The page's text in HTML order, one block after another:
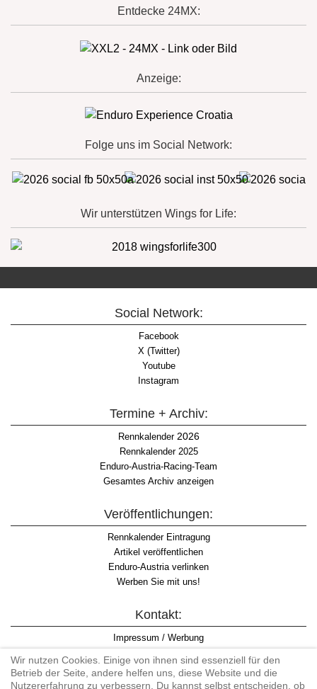
Entdecke 24MX:
Anzeige:
Folge uns im Social Network:
Wir unterstützen Wings for Life:
Social Network:
Facebook
X (Twitter)
Youtube
Instagram
Termine + Archiv:
Rennkalender2026
Rennkalender 2025
Enduro-Austria-Racing-Team
Gesamtes Archiv anzeigen
Veröffentlichungen:
Rennkalender Eintragung
Artikel veröffentlichen
Enduro-Austria verlinken
Werben Sie mit uns!
Kontakt:
Impressum / Werbung
Informationspflicht WKO
AGB
Wir nutzen Cookies. Einige von ihnen sind essenziell für den
Betrieb der Seite, andere helfen uns, diese Website und die
Nutzererfahrung zu verbessern. Du kannst selbst entscheiden, ob